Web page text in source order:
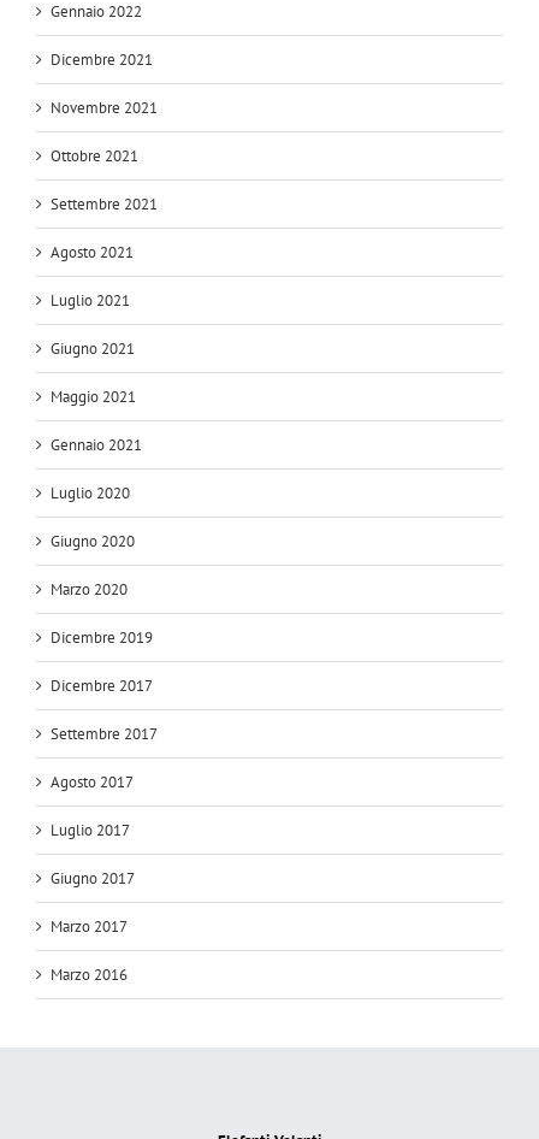
Gennaio 2022
Dicembre 2021
Novembre 2021
Ottobre 2021
Settembre 2021
Agosto 2021
Luglio 2021
Giugno 2021
Maggio 2021
Gennaio 2021
Luglio 2020
Giugno 2020
Marzo 2020
Dicembre 2019
Dicembre 2017
Settembre 2017
Agosto 2017
Luglio 2017
Giugno 2017
Marzo 2017
Marzo 2016